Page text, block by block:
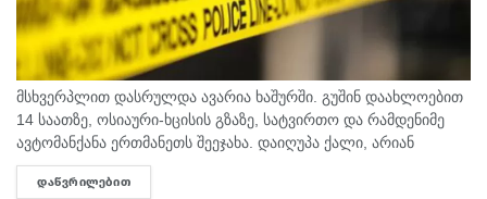
მსხვერპლით დასრულდა ავარია ხაშურში. გუშინ დაახლოებით
14 საათზე, ოსიაური-ხცისის გზაზე, სატვირთო და რამდენიმე
ავტომანქანა ერთმანეთს შეეჯახა. დაიღუპა ქალი, არიან
დაშავებულებიც. შსს-ს ინფორმაციით, გამოძიება 276-ე მუხლის
მე-6 ნაწილით მიმდინარეობს.
ᲓᲐᲬᲕᲠᲘᲚᲔᲑᲘᲗ